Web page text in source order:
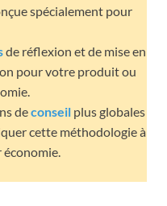
spécialement pour
de réflexion et de mise en
pour votre produit ou
deconseil plus globales
cette méthodologie à
économie.